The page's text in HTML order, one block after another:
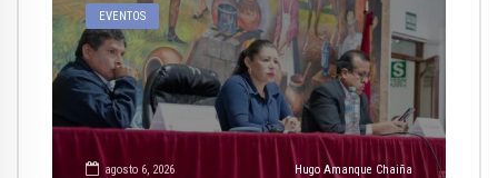
EVENTOS
agosto 6, 2026 Hugo Amanque Chaiña